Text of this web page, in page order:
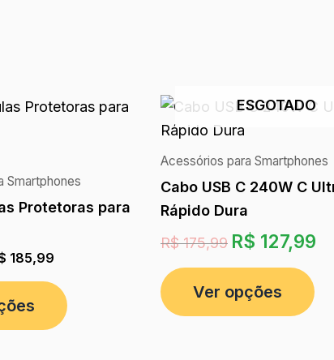
Smartphones
Protetoras para
185,99
ESGOTADO
Acessórios para Smartphones
Cabo USB C 240W C
Rápido Dura
R$175,99 R$ 127,99
Ver opções